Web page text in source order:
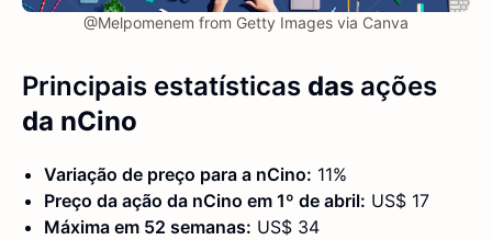
@Melpomenem from Getty Images via Canva
Principais estatísticas das ações
da nCino
Variação de preço para a nCino: 11%
Preço da ação da nCino em 1º de abril: US$ 17
Máxima em 52 semanas: US$ 34